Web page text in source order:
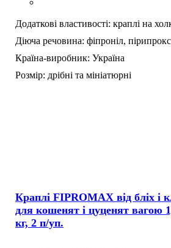
Додаткові властивості: краплі на
Діюча речовина: фіпроніл,
Країна-виробник: Україна
Розмір: дрібні та мініатюрні
Краплі FIPROMAX від бліх і
для кошенят і цуценят вагою
кг, 2 п/уп.